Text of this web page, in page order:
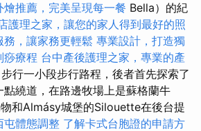
燴推薦，完美呈現每一餐 Bella）的紀
護理之家，讓您的家人得到最好的照
務，讓家務更輕鬆 專業設計，打造獨
痧療程 台中產後護理之家，專業的產
行一小段步行路程，後者首先探索了
繞道，在路邊牧場上是蘇格蘭牛
和Almásy城堡的Silouette在後台提
屯體態調整 了解卡式台胞證的申請方